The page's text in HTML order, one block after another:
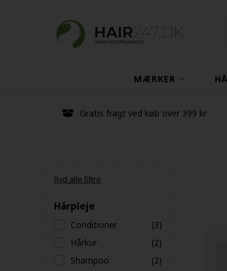
MÆRKER
Gratis fragt ved køb over 399 kr
Ryd alle filtre
Hårpleje
Conditioner
(3)
Hårkur
(2)
Shampoo
(2)